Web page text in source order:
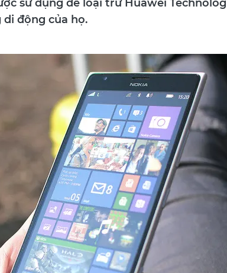
sử dụng để loại trừ Huawei
di động của họ.